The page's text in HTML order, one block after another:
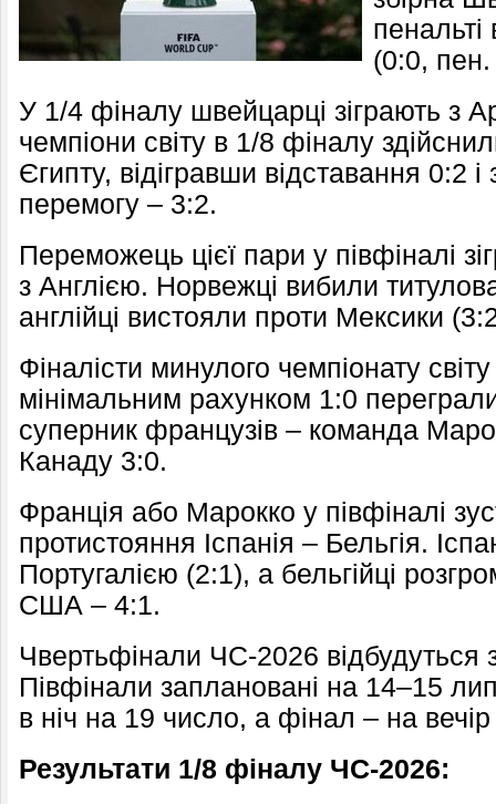
(0:0,
У 1/4 фіналу швейцарці зіграють з
чемпіони світу в 1/8 фіналу
Єгипту, відігравши відставання 0:2
перемогу – 3:2.
Переможець цієї пари у півфіналі
з Англією. Норвежці вибили
англійці вистояли проти Мексики
Фіналісти минулого чемпіонату
мінімальним рахунком 1:0
суперник французів – команда
Канаду 3:0.
Франція або Марокко у півфіналі
протистояння Іспанія – Бельгія.
Португалією (2:1), а бельгійці
США – 4:1.
Чвертьфінали ЧС-2026 відбудуться
Півфінали заплановані на 14–15
в ніч на 19 число, а фінал – на
Результати 1/8 фіналу ЧС-2026: